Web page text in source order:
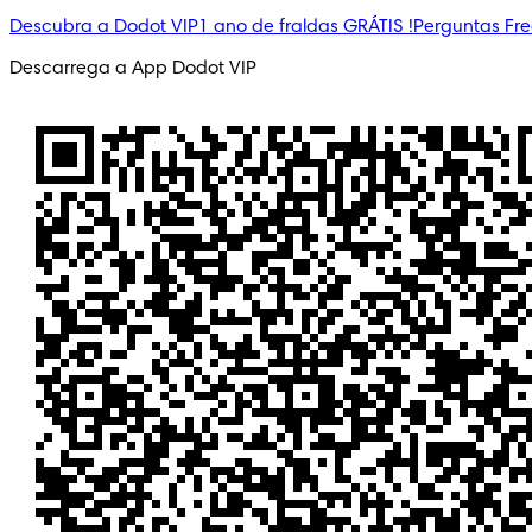
Descubra a Dodot VIP1 ano de fraldas GRÁTIS !Perguntas
Descarrega a App Dodot VIP